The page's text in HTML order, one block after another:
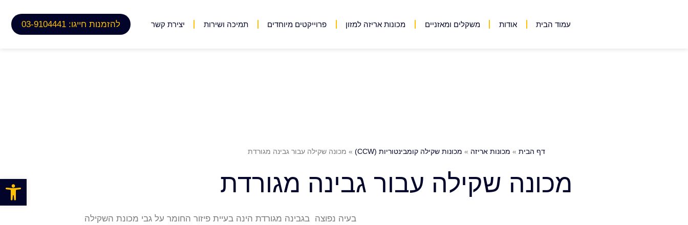
עמוד הבית אודות משקלים ומאזניים מכונות אריזה למזון פרוייקטים מיוחדים תמיכה ושירות יצירת קשר להזמנות חייגו: 03-9104441
דף הבית » מכונות אריזה » מכונות שקילה קומבינטוריות (CCW) » מכונה שקילה עבור גבינה מגורדת
מכונה שקילה עבור גבינה מגורדת
בעיה נפוצה בגבינה מגורדת הינה בעיית פיזור החומר על גבי מכונת השקילה